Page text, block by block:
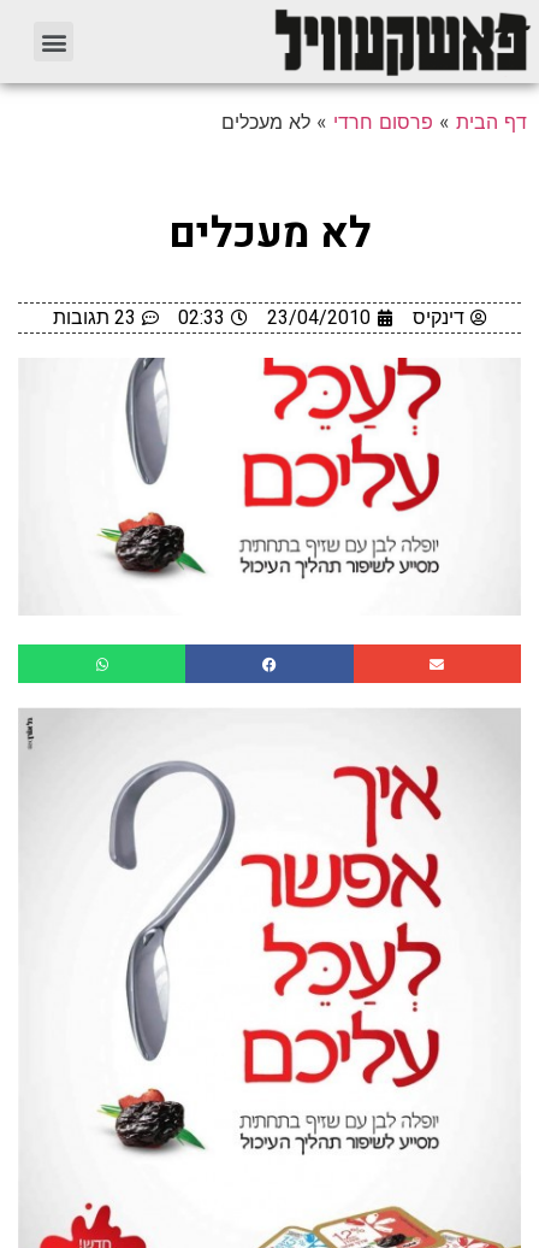
דף הבית » פרסום חרדי » לא מעכלים
לא מעכלים
דינקיס 23/04/2010
02:33 23 תגובות